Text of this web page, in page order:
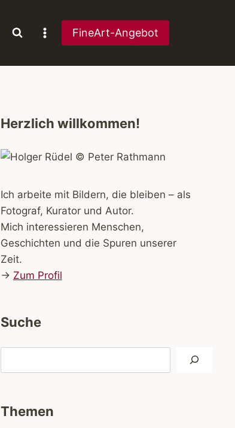
FineArt-Angebot
Herzlich willkommen!
Ich arbeite mit Bildern, die bleiben – als
Fotograf, Kurator und Autor.
Mich interessieren Menschen,
Geschichten und die Spuren unserer
Zeit.
→ Zum Profil
Suche
Themen